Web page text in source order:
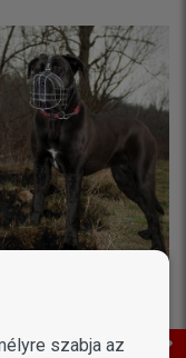
szabja az